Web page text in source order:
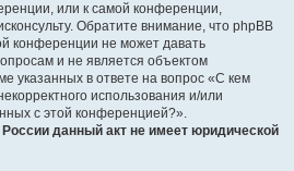
или к самой конференции,
Обратите внимание, что phpBB
конференции не может давать
и не является объектом
указанных в ответе на вопрос «С кем
использования и/или
с этой конференцией?».
данный акт не имеет юридической